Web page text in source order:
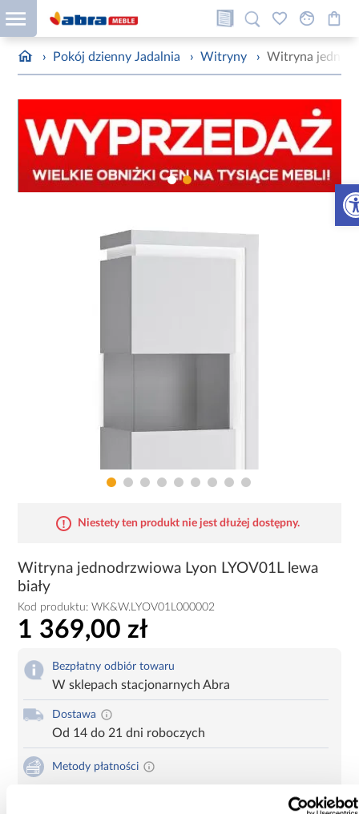
› Pokój dzienny Jadalnia › Witryny › Witryna
Niestety ten produkt nie jest dłużej dostępny.
Witryna jednodrzwiowa Lyon LYOV01L lewa
biały
Kod produktu:WK&W.LYOV01L000002
1 369,00 zł
Bezpłatny odbiór towaru
W sklepach stacjonarnych Abra
Dostawa
Od 14 do 21 dni roboczych
Metody płatności